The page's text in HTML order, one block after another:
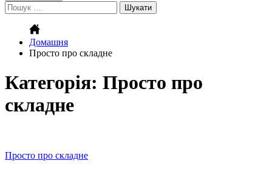
Пошук:
Домашня
Просто про складне
Категорія: Просто про
складне
Категорії
Просто про складне